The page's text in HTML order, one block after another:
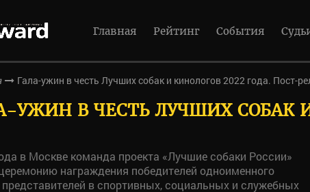
Главная Рейтинг События
Гала-ужин в честь Лучших собак и кинологов 2022 года. Пост-
УЖИН В ЧЕСТЬ ЛУЧШИХ СОБАК
в Москве команда проекта «Лучшие собаки России»
награждения победителей одноименного
представителей в спортивных, социальных и служебных